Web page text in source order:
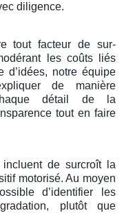
diligence.
tout facteur de sur-
les coûts liés
d’idées, notre équipe
de manière
détail de la
tout en faire
de surcroît la
motorisé. Au moyen
d’identifier les
plutôt que